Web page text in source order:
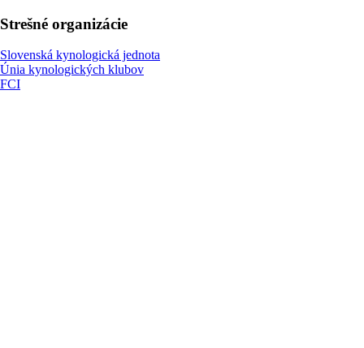
Strešné organizácie
Slovenská kynologická jednota
Únia kynologických klubov
FCI